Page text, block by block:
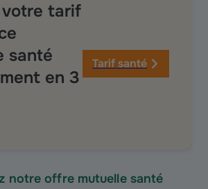
votre tarif
santé
en 3
Tarif santé
notre offre mutuelle santé